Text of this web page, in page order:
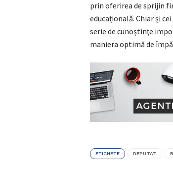
prin oferirea de sprijin
educaţională. Chiar şi
serie de cunoştinţe
maniera optimă de
ETICHETE DEPUTAT